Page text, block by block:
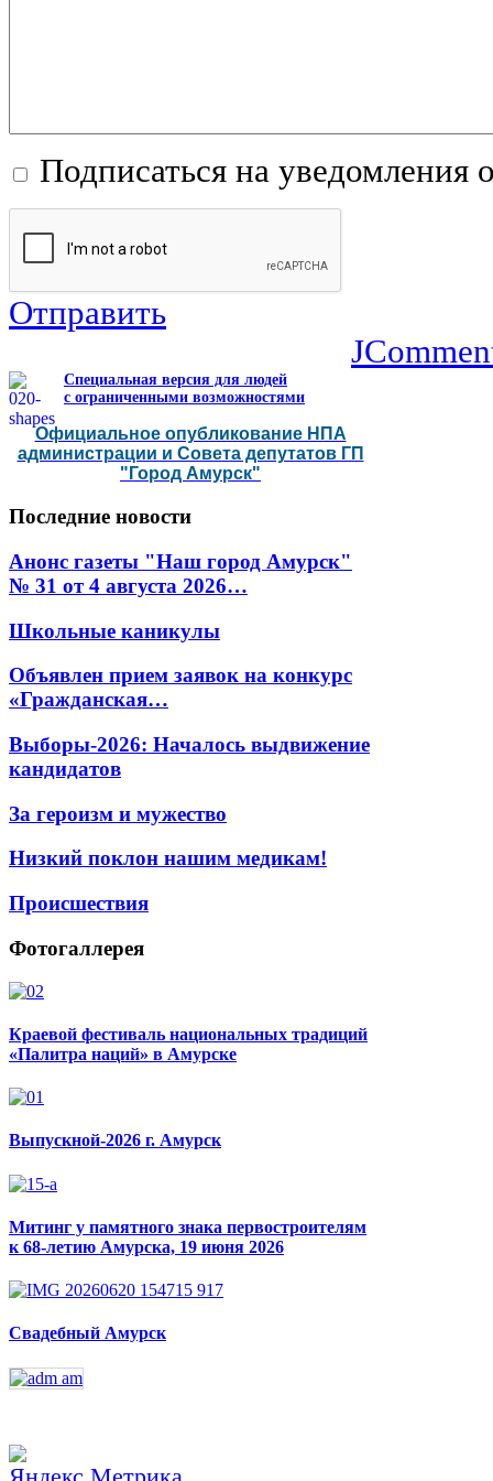
Подписаться на уведомления
Отправить
Специальная версия для людей
с ограниченными возможностями
Официальное опубликование НПА
администрации и Совета депутатов ГП
"Город Амурск"
Последние новости
Анонс газеты "Наш город Амурск"
№ 31 от 4 августа 2026…
Школьные каникулы
Объявлен прием заявок на конкурс
«Гражданская…
Выборы-2026: Началось выдвижение
кандидатов
За героизм и мужество
Низкий поклон нашим медикам!
Происшествия
Фотогаллерея
Краевой фестиваль национальных традиций
«Палитра наций» в Амурске
Выпускной-2026 г. Амурск
Митинг у памятного знака первостроителям
к 68-летию Амурска, 19 июня 2026
Свадебный Амурск